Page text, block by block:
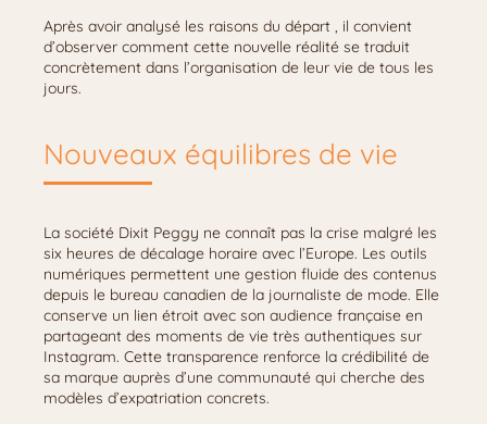
Après avoir analysé les raisons du départ , il convient
d’observer comment cette nouvelle réalité se traduit
concrètement dans l’organisation de leur vie de tous les
jours.
Nouveaux équilibres de vie
La société Dixit Peggy ne connaît pas la crise malgré les
six heures de décalage horaire avec l’Europe. Les outils
numériques permettent une gestion fluide des contenus
depuis le bureau canadien de la journaliste de mode. Elle
conserve un lien étroit avec son audience française en
partageant des moments de vie très authentiques sur
Instagram. Cette transparence renforce la crédibilité de
sa marque auprès d’une communauté qui cherche des
modèles d’expatriation concrets.